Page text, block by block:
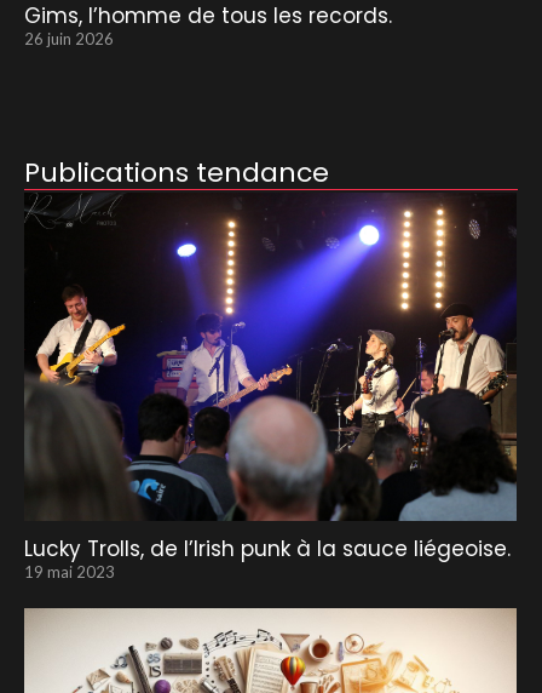
Gims, l’homme de tous les records.
26 juin 2026
Publications tendance
Lucky Trolls, de l’Irish punk à la sauce liégeoise.
19 mai 2023